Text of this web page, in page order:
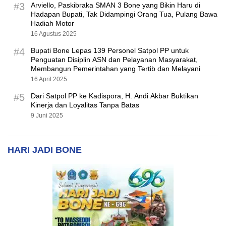
#3
Arviello, Paskibraka SMAN 3 Bone yang Bikin Haru di
Hadapan Bupati, Tak Didampingi Orang Tua, Pulang Bawa
Hadiah Motor
16 Agustus 2025
#4
Bupati Bone Lepas 139 Personel Satpol PP untuk
Penguatan Disiplin ASN dan Pelayanan Masyarakat,
Membangun Pemerintahan yang Tertib dan Melayani
16 April 2025
#5
Dari Satpol PP ke Kadispora, H. Andi Akbar Buktikan
Kinerja dan Loyalitas Tanpa Batas
9 Juni 2025
HARI JADI BONE